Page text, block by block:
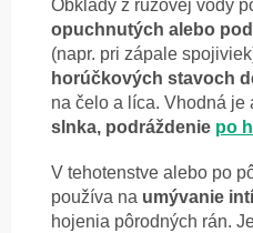
Obklady z ružovej vody
opuchnutých alebo
(napr. pri zápale
horúčkových stavoch
na čelo a líca. Vhodná je
slnka, podráždenie po
V tehotenstve alebo po
používa na umývanie
hojenia pôrodných rán.